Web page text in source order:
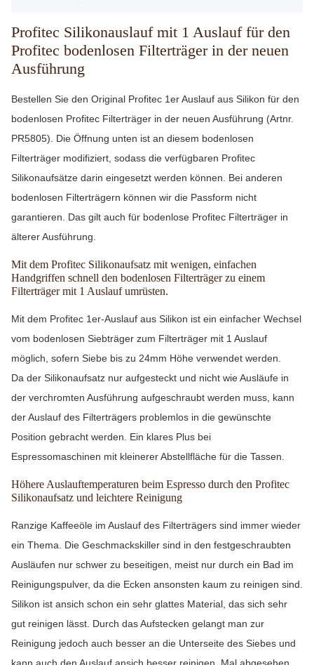
Profitec Silikonauslauf mit 1 Auslauf für den
Profitec bodenlosen Filterträger in der neuen
Ausführung
Bestellen Sie den Original Profitec 1er Auslauf aus Silikon für den
bodenlosen Profitec Filterträger in der neuen Ausführung (Artnr.
PR5805). Die Öffnung unten ist an diesem bodenlosen
Filterträger modifiziert, sodass die verfügbaren Profitec
Silikonaufsätze darin eingesetzt werden können. Bei anderen
bodenlosen Filterträgern können wir die Passform nicht
garantieren. Das gilt auch für bodenlose Profitec Filterträger in
älterer Ausführung.
Mit dem Profitec Silikonaufsatz mit wenigen, einfachen
Handgriffen schnell den bodenlosen Filterträger zu einem
Filterträger mit 1 Auslauf umrüsten.
Mit dem Profitec 1er-Auslauf aus Silikon ist ein einfacher Wechsel
vom bodenlosen Siebträger zum Filterträger mit 1 Auslauf
möglich, sofern Siebe bis zu 24mm Höhe verwendet werden.
Da der Silikonaufsatz nur aufgesteckt und nicht wie Ausläufe in
der verchromten Ausführung aufgeschraubt werden muss, kann
der Auslauf des Filterträgers problemlos in die gewünschte
Position gebracht werden. Ein klares Plus bei
Espressomaschinen mit kleinerer Abstellfläche für die Tassen.
Höhere Auslauftemperaturen beim Espresso durch den Profitec
Silikonaufsatz und leichtere Reinigung
Ranzige Kaffeeöle im Auslauf des Filterträgers sind immer wieder
ein Thema. Die Geschmackskiller sind in den festgeschraubten
Ausläufen nur schwer zu beseitigen, meist nur durch ein Bad im
Reinigungspulver, da die Ecken ansonsten kaum zu reinigen sind.
Silikon ist ansich schon ein sehr glattes Material, das sich sehr
gut reinigen lässt. Durch das Aufstecken gelangt man zur
Reinigung jedoch auch besser an die Unterseite des Siebes und